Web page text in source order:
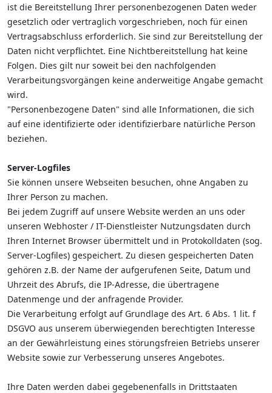
ist die Bereitstellung Ihrer personenbezogenen Daten weder
gesetzlich oder vertraglich vorgeschrieben, noch für einen
Vertragsabschluss erforderlich. Sie sind zur Bereitstellung der
Daten nicht verpflichtet. Eine Nichtbereitstellung hat keine
Folgen. Dies gilt nur soweit bei den nachfolgenden
Verarbeitungsvorgängen keine anderweitige Angabe gemacht
wird.
"Personenbezogene Daten" sind alle Informationen, die sich
auf eine identifizierte oder identifizierbare natürliche Person
beziehen.
Server-Logfiles
Sie können unsere Webseiten besuchen, ohne Angaben zu
Ihrer Person zu machen.
Bei jedem Zugriff auf unsere Website werden an uns oder
unseren Webhoster / IT-Dienstleister Nutzungsdaten durch
Ihren Internet Browser übermittelt und in Protokolldaten (sog.
Server-Logfiles) gespeichert. Zu diesen gespeicherten Daten
gehören z.B. der Name der aufgerufenen Seite, Datum und
Uhrzeit des Abrufs, die IP-Adresse, die übertragene
Datenmenge und der anfragende Provider.
Die Verarbeitung erfolgt auf Grundlage des Art. 6 Abs. 1 lit. f
DSGVO aus unserem überwiegenden berechtigten Interesse
an der Gewährleistung eines störungsfreien Betriebs unserer
Website sowie zur Verbesserung unseres Angebotes.
Ihre Daten werden dabei gegebenenfalls in Drittstaaten